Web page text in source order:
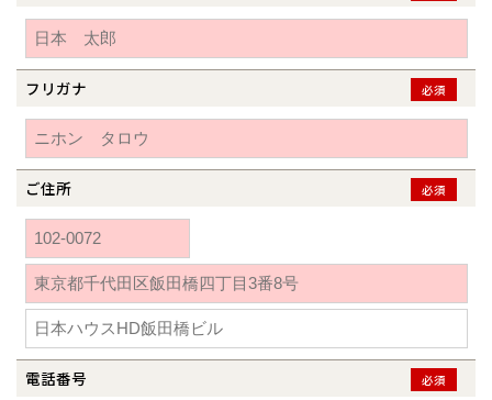
フリガナ 必須
ご住所 必須
電話番号 必須
道東
山形
宮城
福島
長野
富山
石川
福井
神奈川
埼玉
千葉
茨城
栃木
群馬
愛知
岐阜
静岡
三重
近畿
大阪
京都
兵庫
奈良
滋賀
中国・四国
岡山
香川
愛媛
鳥取
九州
福岡
佐賀
熊本
分譲マンション
※現住所のある都道府県以外の建築予定地の方でも現住所の有るお近
くの展示場又は店舗にお問合せください。
応します。お気軽にご相談ください。
道南
道東
釧路
岩手県
盛岡
山形県
宮城県
福島県
郡山
いわき
山梨県
甲府
長野県
長野
富山県
石川県
福井県
神奈川県
横浜
相模
埼玉県
埼玉
千葉県
柏
茨城県
水戸
栃木県
宇都宮
愛知県
名古屋
岐阜県
静岡県
三重県
近畿
大阪府
大阪
京都府
京都
奈良県
奈良
中国・四国
岡山県
岡山
香川県
高松
愛媛県
松山
九州
福岡県
佐賀県
佐賀
熊本県
熊本
大分県
大分